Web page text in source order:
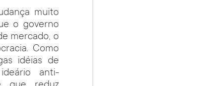
muito
o governo
mercado, o
Como
idéias de
anti-